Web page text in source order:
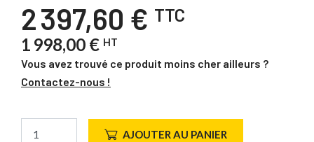
2 397,60 € TTC
1 998,00 € HT
Vous avez trouvé ce produit moins cher ailleurs ?
Contactez-nous !
AJOUTER AU PANIER